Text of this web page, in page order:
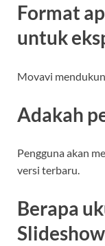
Format
untuk
Movavi
Adakah
Pengguna akan
versi terbaru.
Berapa